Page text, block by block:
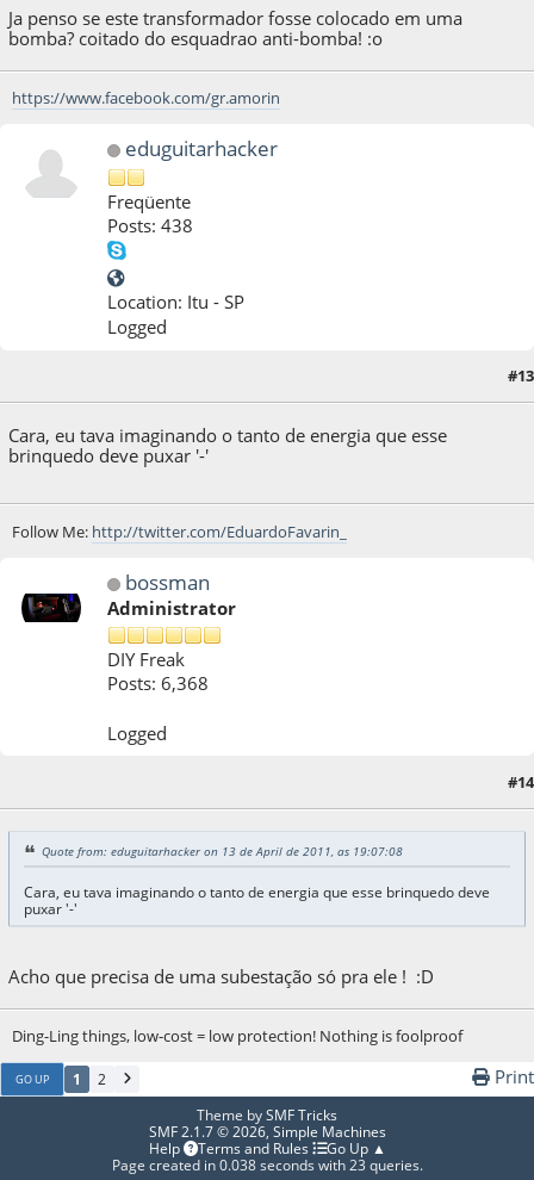
Ja penso se este transformador fosse colocado em uma
bomba? coitado do esquadrao anti-bomba! :o
https://www.facebook.com/gr.amorin
eduguitarhacker
Freqüente
Posts: 438
Location: Itu - SP
Logged
#13
Cara, eu tava imaginando o tanto de energia que esse
brinquedo deve puxar '-'
Follow Me: http://twitter.com/EduardoFavarin_
bossman
Administrator
DIY Freak
Posts: 6,368
Logged
#14
Quote from: eduguitarhacker on 13 de April de 2011, as 19:07:08
Cara, eu tava imaginando o tanto de energia que esse brinquedo deve
puxar '-'
Acho que precisa de uma subestação só pra ele ! :D
Ding-Ling things, low-cost = low protection! Nothing is foolproof
GO UP 1 2 Print
Theme bySMF Tricks
SMF 2.1.7 © 2026, Simple Machines
Help
Terms and Rules
Go Up ▲
Page created in 0.038 seconds with 23 queries.